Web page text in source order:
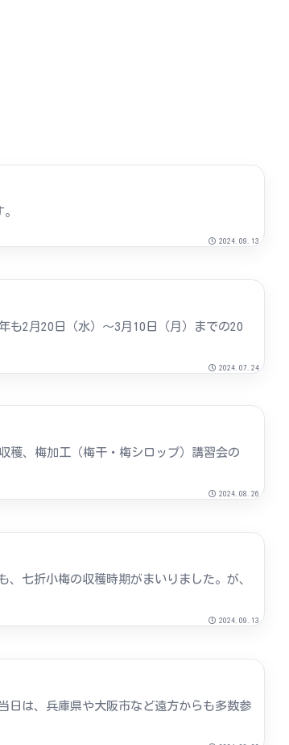
2024.09.13
2月20日（水）～3月10日（月）までの20
2024.07.24
穫、梅加工（梅干・梅シロップ）講習会の
2024.08.26
七折小梅の収穫時期がまいりました。が、
2024.09.13
日は、兵庫県や大阪市など遠方からも多数参